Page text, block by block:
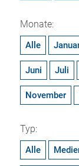
Monate:
Alle
Juni Juli
November
Typ:
Alle